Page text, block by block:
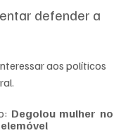
defender a
aos políticos
Degolou mulher no